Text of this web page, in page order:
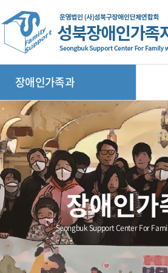
장애인가족과
장애인가
Seongbuk Support Center For